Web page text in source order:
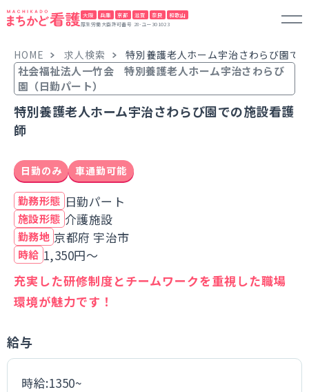
大阪 兵庫 京都 滋賀 奈良 和歌山
厚生労働大臣許可番号 28-ユー301023
HOME 求人検索 特別養護老人ホーム宇治さわらび園で
社会福祉法人一竹会 特別養護老人ホーム宇治さわらび
園（日勤パート）
特別養護老人ホーム宇治さわらび園での施設看護
師
日勤のみ 車通勤可能
勤務形態 日勤パート
施設形態 介護施設
勤務地 京都府 宇治市
時給 1,350円～
充実した研修制度とチームワークを重視した職場
環境が魅力です！
給与
時給:1350~